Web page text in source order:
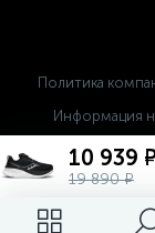
10 939
19 890 ₽
Политика
Информация